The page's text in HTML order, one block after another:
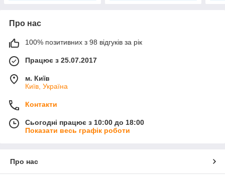
Про нас
100% позитивних з 98 відгуків за рік
Працює з 25.07.2017
м. Київ
Київ, Україна
Контакти
Сьогодні працює з 10:00 до 18:00
Показати весь графік роботи
Про нас